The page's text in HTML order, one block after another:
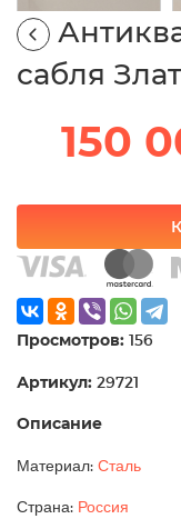
сабля
150
Просмотров: 156
Артикул: 29721
Описание
Материал: Сталь
Страна: Россия